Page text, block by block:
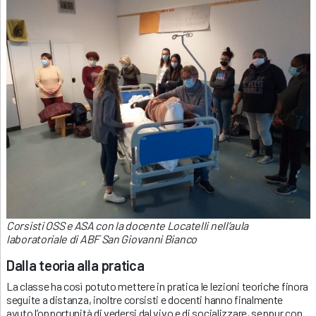
Corsisti OSS e ASA con la docente Locatelli nell’aula
laboratoriale di ABF San Giovanni Bianco
Dalla teoria alla pratica
La classe ha così potuto mettere in pratica le lezioni teoriche finora
seguite a distanza, inoltre corsisti e docenti hanno finalmente
avuto l’opportunità di vedersi dal vivo e di socializzare, seppur con